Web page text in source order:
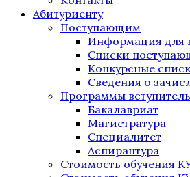
Абитуриенту
Поступающим
Информация для
Списки
Конкурсные
Сведения о
Программы
Бакалавриат
Магистратура
Специалитет
Аспирантура
Стоимость обучения